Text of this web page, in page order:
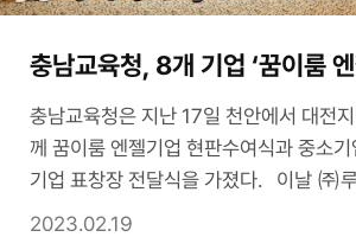
충남교육청, 8개 기업 ‘꿈이룸
충남교육청은 지난 17일 천안에서 대전
께 꿈이룸 엔젤기업 현판수여식과 중소
기업 표창장 전달식을 가졌다. 이날 ㈜루트(논산), ㈜홍일
산업(서산), ㈜에이티이엔지(아산), 와이
2023.02.19